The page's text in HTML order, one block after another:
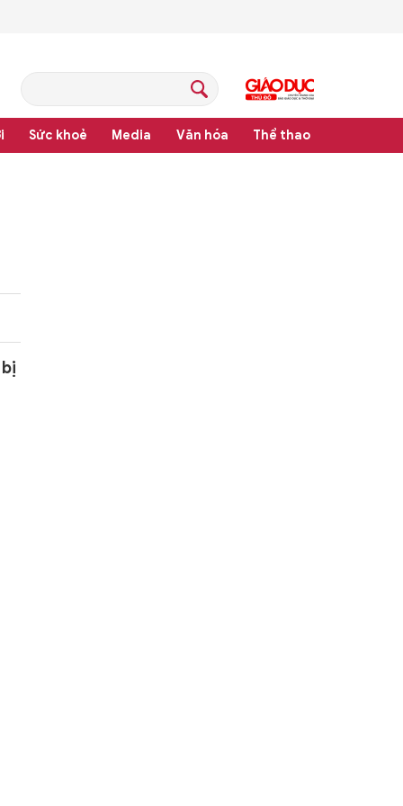
Sức khoẻ Media Văn hóa Thể thao